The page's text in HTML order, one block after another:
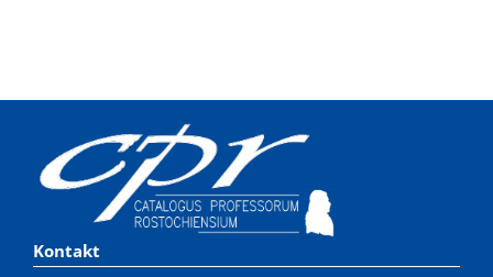
Kontakt